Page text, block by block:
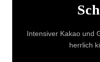
Intensiver Kakao und
herrlich